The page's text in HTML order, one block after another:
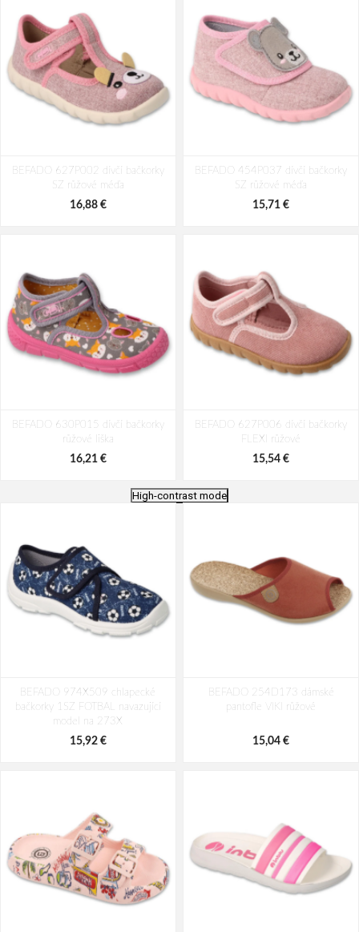
BEFADO 627P002 dívčí bačkorky
SZ růžové méďa
16,88 €
BEFADO 454P037 dívčí bačkorky
SZ růžové méďa
15,71 €
BEFADO 630P015 dívčí bačkorky
růžové liška
16,21 €
BEFADO 627P006 dívčí bačkorky
FLEXI růžové
15,54 €
růžové králíčci
15,54 €
SZ růžové pes
16,88 €
High-contrast mode
BEFADO 974X509 chlapecké
bačkorky 1SZ FOTBAL navazující
model na 273X
15,92 €
BEFADO 254D173 dámské
pantofle VIKI růžové
15,04 €